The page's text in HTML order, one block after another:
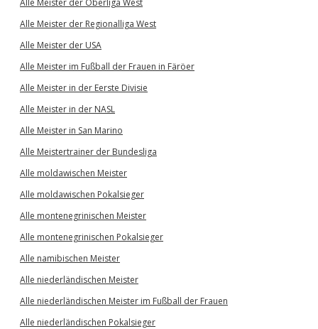
Alle Meister der Oberliga West
Alle Meister der Regionalliga West
Alle Meister der USA
Alle Meister im Fußball der Frauen in Färöer
Alle Meister in der Eerste Divisie
Alle Meister in der NASL
Alle Meister in San Marino
Alle Meistertrainer der Bundesliga
Alle moldawischen Meister
Alle moldawischen Pokalsieger
Alle montenegrinischen Meister
Alle montenegrinischen Pokalsieger
Alle namibischen Meister
Alle niederländischen Meister
Alle niederländischen Meister im Fußball der Frauen
Alle niederländischen Pokalsieger